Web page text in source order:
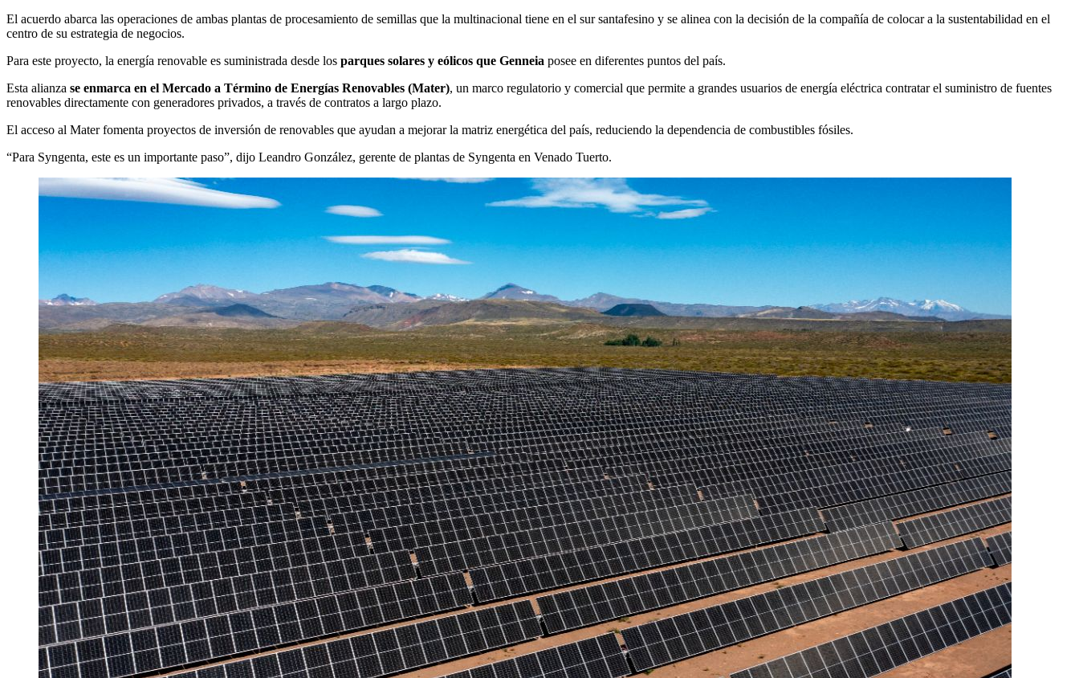
El acuerdo abarca las operaciones de ambas plantas de procesamiento de semillas que la multinacional tiene en el sur santafesino y se alinea con la decisión de la compañía de colocar a la sustentabilidad en el
centro de su estrategia de negocios.
Para este proyecto, la energía renovable es suministrada desde los parques solares y eólicos que Genneia posee en diferentes puntos del país.
Esta alianza se enmarca en el Mercado a Término de Energías Renovables (Mater), un marco regulatorio y comercial que permite a grandes usuarios de energía eléctrica contratar el suministro de fuentes
renovables directamente con generadores privados, a través de contratos a largo plazo.
El acceso al Mater fomenta proyectos de inversión de renovables que ayudan a mejorar la matriz energética del país, reduciendo la dependencia de combustibles fósiles.
“Para Syngenta, este es un importante paso”, dijo Leandro González, gerente de plantas de Syngenta en Venado Tuerto.